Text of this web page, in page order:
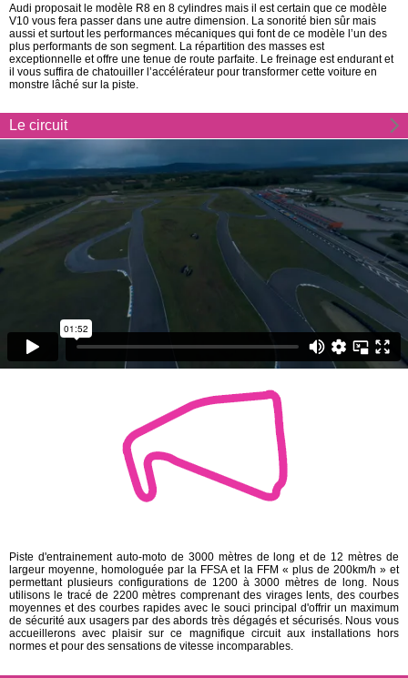
Audi proposait le modèle R8 en 8 cylindres mais il est certain que ce modèle
V10 vous fera passer dans une autre dimension. La sonorité bien sûr mais
aussi et surtout les performances mécaniques qui font de ce modèle l’un des
plus performants de son segment. La répartition des masses est
exceptionnelle et offre une tenue de route parfaite. Le freinage est endurant et
il vous suffira de chatouiller l’accélérateur pour transformer cette voiture en
monstre lâché sur la piste.
Le circuit
Piste d'entrainement auto-moto de 3000 mètres de long et de 12 mètres de
largeur moyenne, homologuée par la FFSA et la FFM « plus de 200km/h » et
permettant plusieurs configurations de 1200 à 3000 mètres de long. Nous
utilisons le tracé de 2200 mètres comprenant des virages lents, des courbes
moyennes et des courbes rapides avec le souci principal d'offrir un maximum
de sécurité aux usagers par des abords très dégagés et sécurisés. Nous vous
accueillerons avec plaisir sur ce magnifique circuit aux installations hors
normes et pour des sensations de vitesse incomparables.